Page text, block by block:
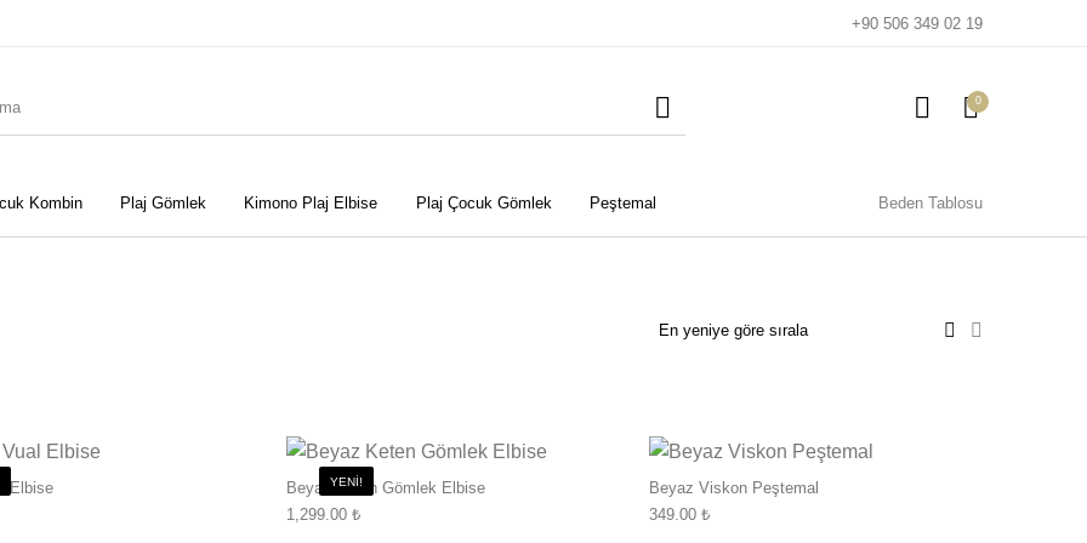
+90 506 349 02 19
0
Kombin Plaj Gömlek Kimono Plaj Elbise Plaj Çocuk Gömlek Peştemal Beden Tablosu
Kimono Plaj Elbise
Plaj Çocuk Gömlek
Elbise
Bu ürünün birden fazla varyasyonu var. Seçenekler ürün sayfasından seçilebilir
YENI!
Beyaz Keten Gömlek Elbise
1,299.00 ₺
Bu ürünün birden fazla varyasyonu var. Seçenekler ürün
Beyaz Viskon Peştemal
349.00 ₺